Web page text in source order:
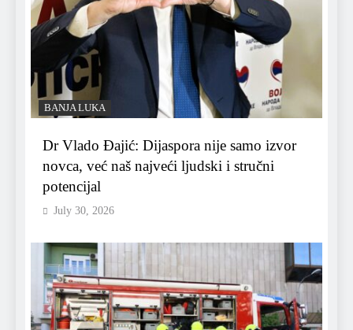
BANJA LUKA
Dr Vlado Đajić: Dijaspora nije samo izvor
novca, već naš najveći ljudski i stručni
potencijal
July 30, 2026